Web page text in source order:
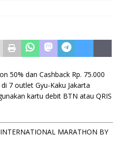
50% dan Cashback Rp. 75.000
7 outlet Gyu-Kaku Jakarta
kartu debit BTN atau QRIS
INTERNATIONAL MARATHON BY